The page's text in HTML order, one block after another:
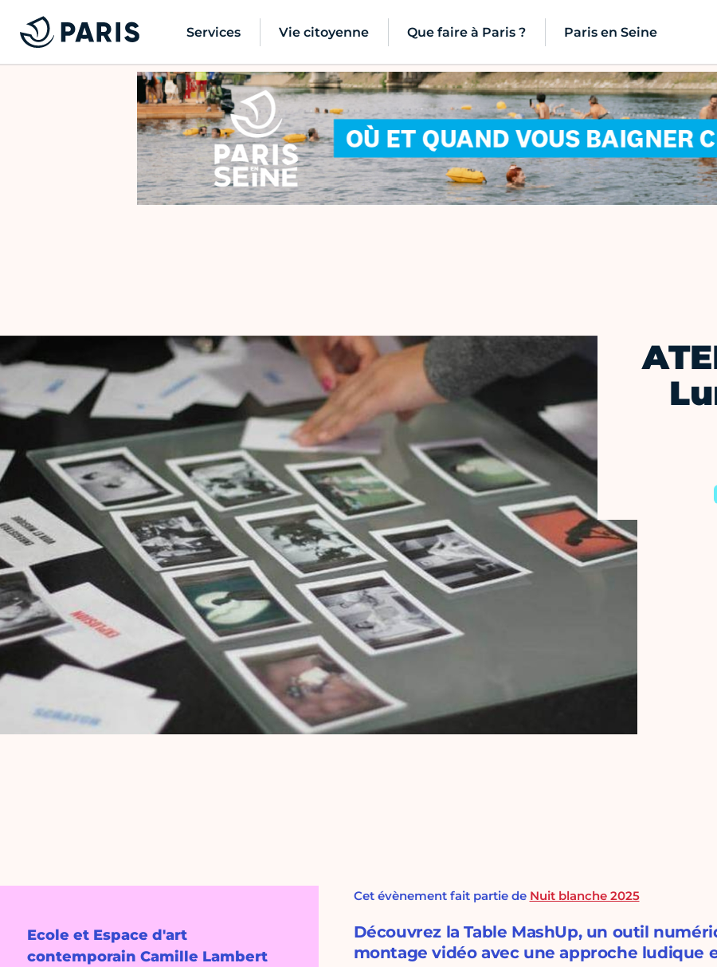
Services Vie citoyenne Que faire à Paris ? Paris en Seine
Ecole et Espace d'art
contemporain Camille Lambert
Cet évènement fait partie de Nuit blanche 2025
Découvrez la Table MashUp, un outil
montage vidéo avec une approche ludique